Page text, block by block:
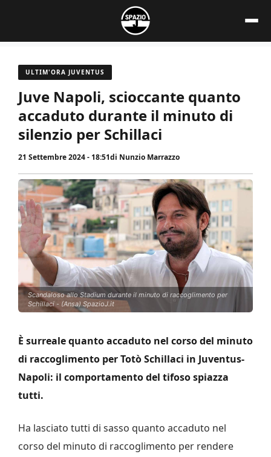
contenuto
ULTIM'ORA JUVENTUS
Juve Napoli, scioccante quanto
accaduto durante il minuto di
silenzio per Schillaci
21 Settembre 2024 - 18:51di Nunzio Marrazzo
Scandaloso allo Stadium durante il minuto di raccoglimento per
Schillaci - (Ansa) SpazioJ.it
È surreale quanto accaduto nel corso del minuto
di raccoglimento per Totò Schillaci in Juventus-
Napoli: il comportamento del tifoso spiazza
tutti.
Ha lasciato tutti di sasso quanto accaduto nel
corso del minuto di raccoglimento per rendere